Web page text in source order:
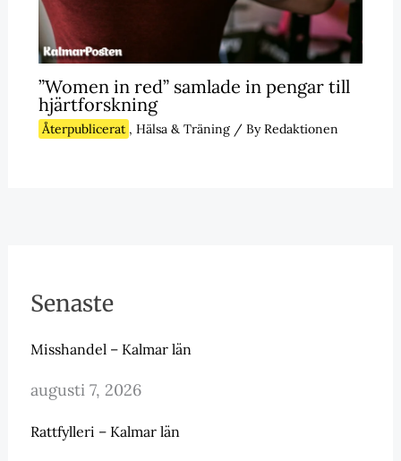
”Women in red” samlade in pengar till
hjärtforskning
Återpublicerat , Hälsa & Träning/ ByRedaktionen
Senaste
Misshandel – Kalmar län
augusti 7, 2026
Rattfylleri – Kalmar län